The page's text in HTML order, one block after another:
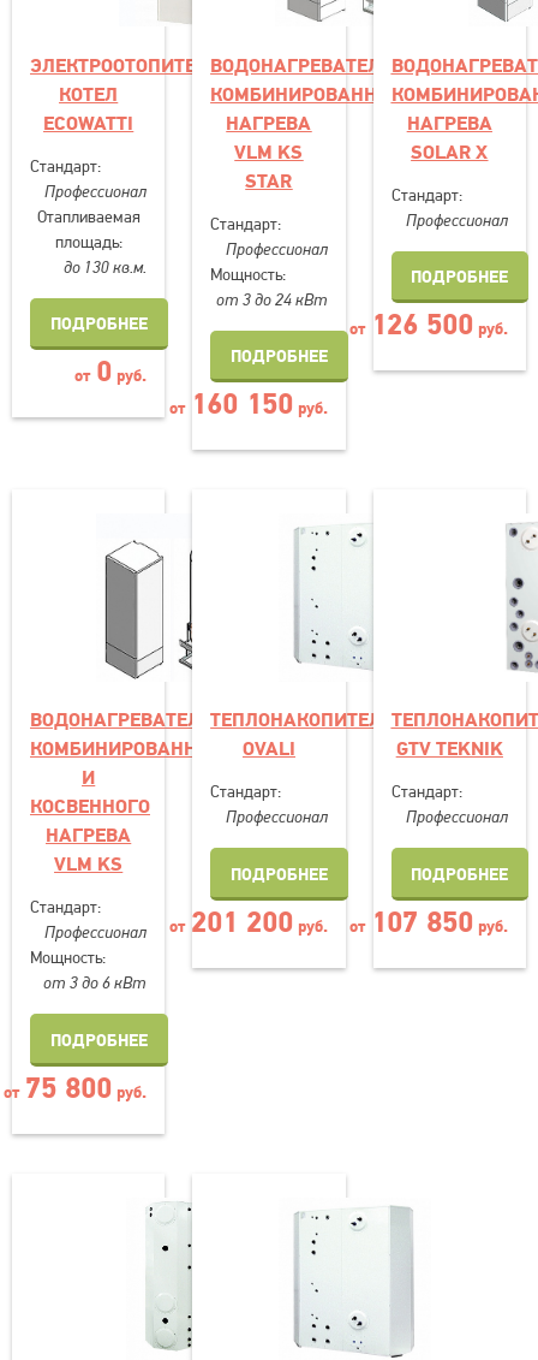
ЭЛЕКТРООТОПИТЕЛЬНЫЙ
КОТЕЛ
EСOWATTI
Стандарт:
Профессионал
Отапливаемая
площадь:
до 130 кв.м.
ПОДРОБНЕЕ
от 0 руб.
ВОДОНАГРЕВАТЕЛЬ
КОМБИНИРОВАННОГО
НАГРЕВА
VLM KS
STAR
Стандарт:
Профессионал
Мощность:
от 3 до 24 кВт
ПОДРОБНЕЕ
от 160 150 руб.
НАГРЕВА
SOLAR X
Стандарт:
Профессионал
ПОДРОБНЕЕ
от 126 500 руб.
ВОДОНАГРЕВАТЕЛЬ
КОМБИНИРОВАННОГО
И
КОСВЕННОГО
НАГРЕВА
VLM KS
Стандарт:
Профессионал
Мощность:
от 3 до 6 кВт
ПОДРОБНЕЕ
от 75 800 руб.
ТЕПЛОНАКОПИТЕЛЬ
OVALI
Стандарт:
Профессионал
ПОДРОБНЕЕ
от 201 200 руб.
GTV TEKNIK
Стандарт:
Профессионал
ПОДРОБНЕЕ
от 107 850 руб.